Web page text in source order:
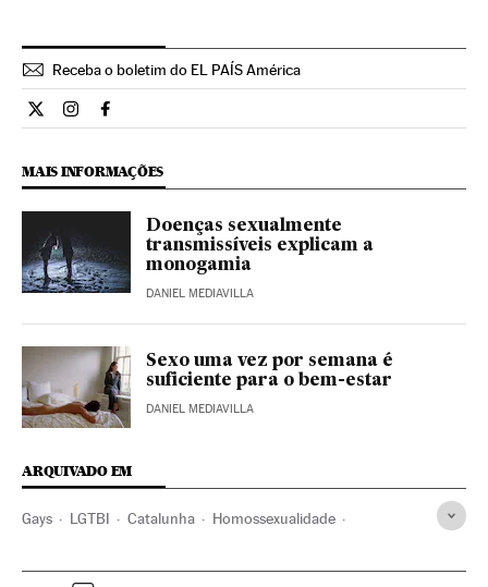
Receba o boletim do EL PAÍS América
Estilo El País Brasil en Twitter
Estilo El País Brasil en Instagram
Estilo El País Brasil en Facebook
MAIS INFORMAÇÕES
Doenças sexualmente
transmissíveis explicam a
monogamia
DANIEL MEDIAVILLA
Sexo uma vez por semana é
suficiente para o bem-estar
DANIEL MEDIAVILLA
ARQUIVADO EM
Gays LGTBI Catalunha Homossexualidade